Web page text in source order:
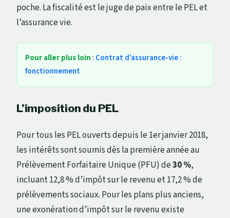
poche. La fiscalité est le juge de paix entre le PEL et
l’assurance vie.
Pour aller plus loin : Contrat d’assurance-vie :
fonctionnement
L’imposition du PEL
Pour tous les PEL ouverts depuis le 1er janvier 2018,
les intérêts sont soumis dès la première année au
Prélèvement Forfaitaire Unique (PFU) de30 %,
incluant 12,8 % d’impôt sur le revenu et 17,2 % de
prélèvements sociaux. Pour les plans plus anciens,
une exonération d’impôt sur le revenu existe